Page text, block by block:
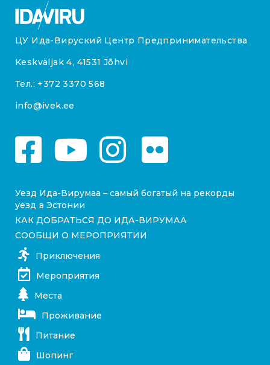
ЦУ Ида-Вируский Центр Предпринимательства
Keskväljak 4, 41531 Jõhvi
Тел.: +372 3370 568
info@ivek.ee
Уезд Ида-Вирумаа – самый богатый на рекорды
уезд в Эстонии
КАК ДОБРАТЬСЯ ДО ИДА-ВИРУМАА
СООБЩИ О МЕРОПРИЯТИИ
Приключения
Мероприятия
Места
Проживание
Питание
Шопинг